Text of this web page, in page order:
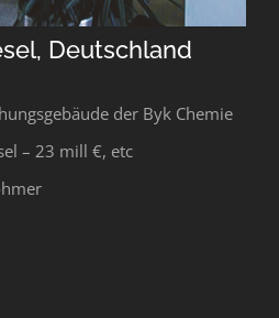
Deutschland
der Byk Chemie
– 23 mill €, etc